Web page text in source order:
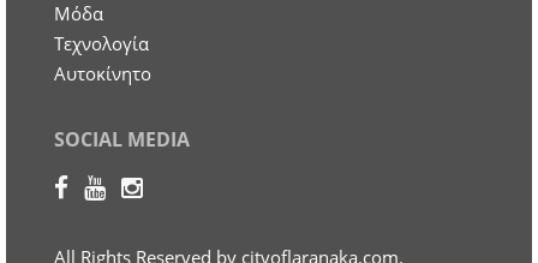
Μόδα
Τεχνολογία
Αυτοκίνητο
SOCIAL MEDIA
All Rights Reserved by cityoflaranaka.com.